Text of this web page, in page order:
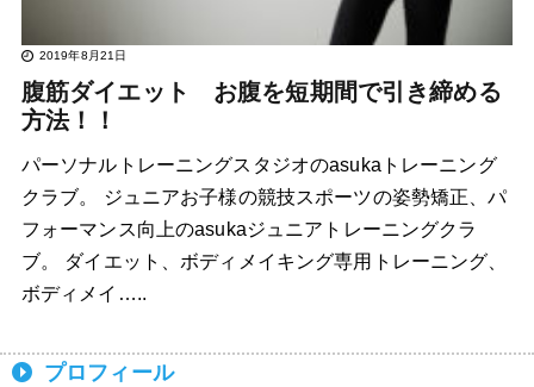
2019年8月21日
腹筋ダイエット お腹を短期間で引き締める
方法！！
パーソナルトレーニングスタジオのasukaトレーニング
クラブ。 ジュニアお子様の競技スポーツの姿勢矯正、パ
フォーマンス向上のasukaジュニアトレーニングクラ
ブ。 ダイエット、ボディメイキング専用トレーニング、
ボディメイ…..
プロフィール